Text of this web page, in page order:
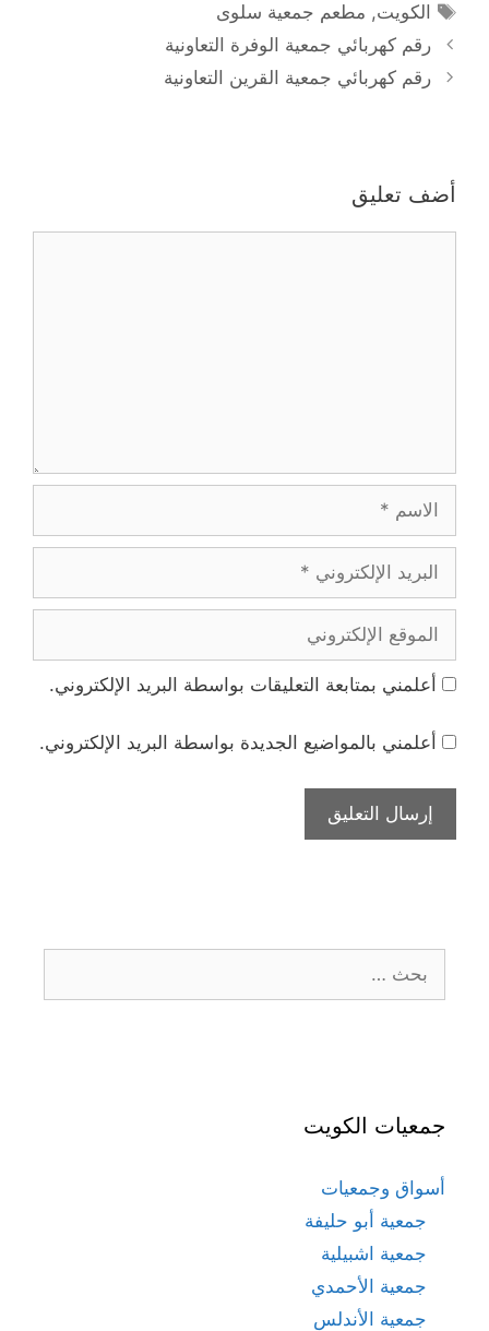
الوسوم
الكويت, مطعم جمعية سلوى
رقم كهربائي جمعية الوفرة التعاونية
رقم كهربائي جمعية القرين التعاونية
أضف تعليق
الإلكتروني
الإلكتروني
أعلمني بمتابعة التعليقات بواسطة البريد الإلكتروني.
أعلمني بالمواضيع الجديدة بواسطة البريد الإلكتروني.
عن:
جمعيات الكويت
أسواق وجمعيات
جمعية أبو حليفة
جمعية اشبيلية
جمعية الأحمدي
جمعية الأندلس